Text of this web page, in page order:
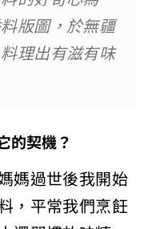
版圖，於無疆
理出有滋有味
契機？
媽過世後我開始
，平常我們烹飪